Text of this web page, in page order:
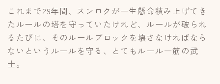
これまで29年間、スンロクが一生懸命積み上げてき
たルールの塔を守っていたけれど、ルールが破られ
るたびに、そのルールブロックを壊さなければなら
ないというルールを守る、とてもルール一筋の武
士。